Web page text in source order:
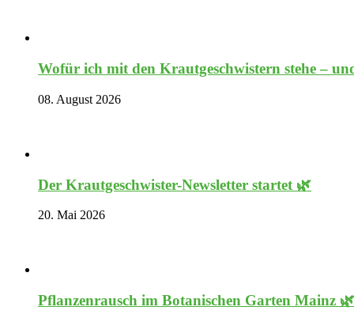
Wofür ich mit den Krautgeschwistern stehe –
08. August 2026
Der Krautgeschwister-Newsletter startet 🌿
20. Mai 2026
Pflanzenrausch im Botanischen Garten Mainz 🌿